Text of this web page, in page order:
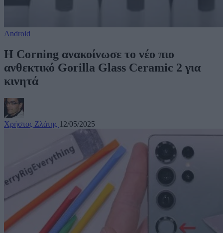
Android
Η Corning ανακοίνωσε το νέο πιο
ανθεκτικό Gorilla Glass Ceramic 2 για
κινητά
Χρήστος Ζλάτης 12/05/2025